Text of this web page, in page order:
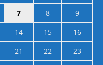
7 8
9
14 15
16
21 22
23